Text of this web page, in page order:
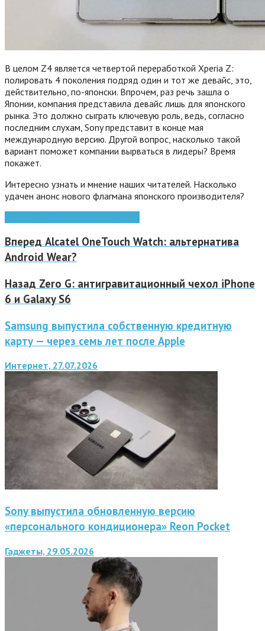
В целом Z4 является четвертой переработкой Xperia Z:
полировать 4 поколения подряд один и тот же девайс, это,
действительно, по-японски. Впрочем, раз речь зашла о
Японии, компания представила девайс лишь для японского
рынка. Это должно сыграть ключевую роль, ведь, согласно
последним слухам, Sony представит в конце мая
международную версию. Другой вопрос, насколько такой
вариант поможет компании вырваться в лидеры? Время
покажет.
Интересно узнать и мнение наших читателей. Насколько
удачен анонс нового флагмана японского производителя?
Вперед Alcatel OneTouch Watch: альтернатива
Android Wear?
Назад Zero G: антигравитационный чехол iPhone
6 и Galaxy S6
Samsung выпустила собственную кредитную
карту — через семь лет после Apple
Интернет, 27.07.2026
Sony выпустила обновленную версию
«персонального кондиционера» Reon Pocket
Гаджеты, 29.05.2026